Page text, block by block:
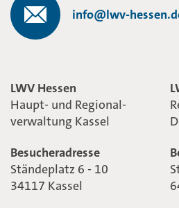
info@lwv-
LWV Hessen
Haupt- und Regional-
verwaltung Kassel
Besucheradresse
Ständeplatz 6 - 10
34117 Kassel